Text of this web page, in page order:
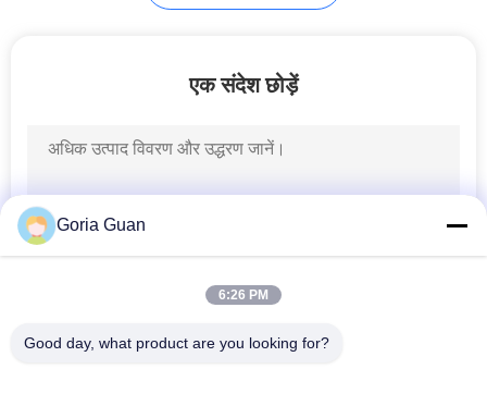
हाइड्रोलिक ड्रम लिफ्टर
पेपर रोल स्टेकर
82
एक संदेश छोड़ें
Goria Guan
6:26 PM
Good day, what product are you looking for?